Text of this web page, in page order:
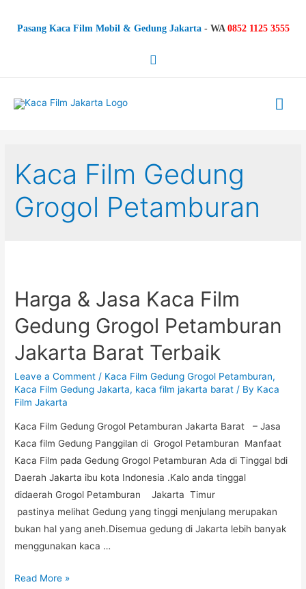
Pasang Kaca Film Mobil & Gedung Jakarta - WA 0852 1125 3555
Search
Kaca Film Gedung
Grogol Petamburan
Harga & Jasa Kaca Film
Gedung Grogol Petamburan
Jakarta Barat Terbaik
Leave a Comment / Kaca Film Gedung Grogol Petamburan,
Kaca Film Gedung Jakarta, kaca film jakarta barat / By Kaca
Film Jakarta
Kaca Film Gedung Grogol Petamburan Jakarta Barat – Jasa
Kaca film Gedung Panggilan di Grogol Petamburan Manfaat
Kaca Film pada Gedung Grogol Petamburan Ada di Tinggal bdi
Daerah Jakarta ibu kota Indonesia .Kalo anda tinggal
didaerah Grogol Petamburan Jakarta Timur
pastinya melihat Gedung yang tinggi menjulang merupakan
bukan hal yang aneh.Disemua gedung di Jakarta lebih banyak
menggunakan kaca …
Harga
Read More »